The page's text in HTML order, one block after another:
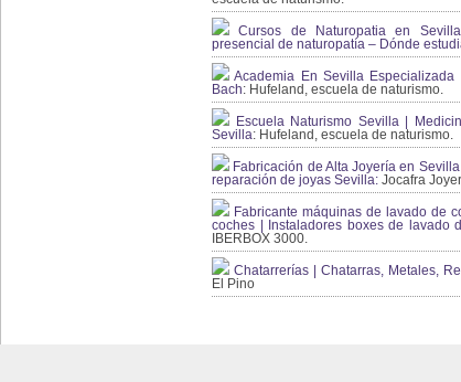
Cursos de Naturopatia en
presencial de naturopatía – Dónde
Academia En Sevilla
Bach: Hufeland, escuela de naturismo.
Escuela Naturismo Sevilla |
Sevilla: Hufeland, escuela de naturismo.
Fabricación de Alta Joyería en
reparación de joyas Sevilla: Jocafra
Fabricante máquinas de lavado de
coches | Instaladores boxes de lavado
IBERBOX 3000.
Chatarrerías | Chatarras, Metales,
El Pino